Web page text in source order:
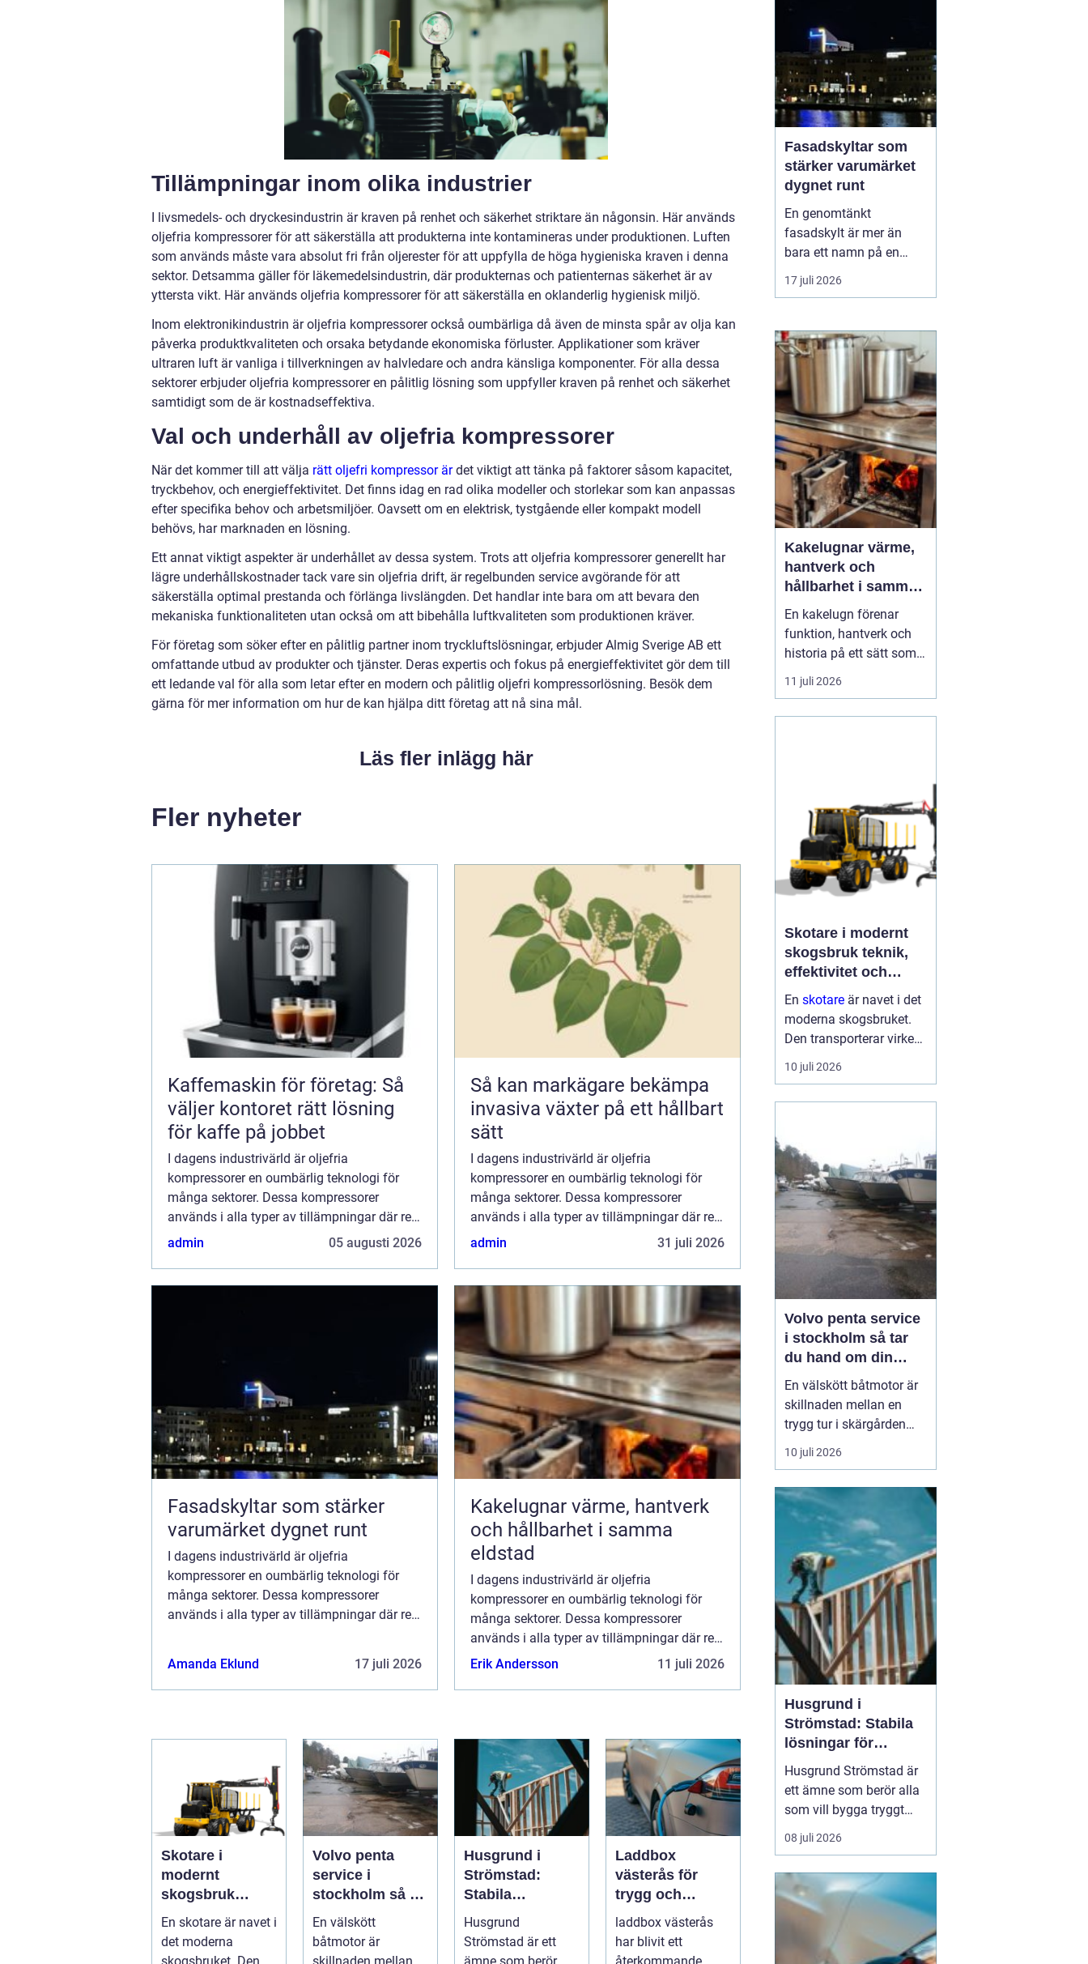
Tillämpningar inom olika industrier
I livsmedels- och dryckesindustrin är kraven på renhet och säkerhet striktare än någonsin. Här används
oljefria kompressorer för att säkerställa att produkterna inte kontamineras under produktionen. Luften
som används måste vara absolut fri från oljerester för att uppfylla de höga hygieniska kraven i denna
sektor. Detsamma gäller för läkemedelsindustrin, där produkternas och patienternas säkerhet är av
yttersta vikt. Här används oljefria kompressorer för att säkerställa en oklanderlig hygienisk miljö.
Inom elektronikindustrin är oljefria kompressorer också oumbärliga då även de minsta spår av olja kan
påverka produktkvaliteten och orsaka betydande ekonomiska förluster. Applikationer som kräver
ultraren luft är vanliga i tillverkningen av halvledare och andra känsliga komponenter. För alla dessa
sektorer erbjuder oljefria kompressorer en pålitlig lösning som uppfyller kraven på renhet och säkerhet
samtidigt som de är kostnadseffektiva.
Val och underhåll av oljefria kompressorer
När det kommer till att välja rätt oljefri kompressor ärdet viktigt att tänka på faktorer såsom kapacitet,
tryckbehov, och energieffektivitet. Det finns idag en rad olika modeller och storlekar som kan anpassas
efter specifika behov och arbetsmiljöer. Oavsett om en elektrisk, tystgående eller kompakt modell
behövs, har marknaden en lösning.
Ett annat viktigt aspekter är underhållet av dessa system. Trots att oljefria kompressorer generellt har
lägre underhållskostnader tack vare sin oljefria drift, är regelbunden service avgörande för att
säkerställa optimal prestanda och förlänga livslängden. Det handlar inte bara om att bevara den
mekaniska funktionaliteten utan också om att bibehålla luftkvaliteten som produktionen kräver.
För företag som söker efter en pålitlig partner inom tryckluftslösningar, erbjuder Almig Sverige AB ett
omfattande utbud av produkter och tjänster. Deras expertis och fokus på energieffektivitet gör dem till
ett ledande val för alla som letar efter en modern och pålitlig oljefri kompressorlösning. Besök dem
gärna för mer information om hur de kan hjälpa ditt företag att nå sina mål.
Läs fler inlägg här
Fler nyheter
Kaffemaskin för företag: Så
väljer kontoret rätt lösning
för kaffe på jobbet
I dagens industrivärld är oljefria
kompressorer en oumbärlig teknologi för
många sektorer. Dessa kompressorer
används i alla typer av tillämpningar där ren
och oljefri tryckluft är avgörande. Framf&o...
admin 05 augusti 2026
Så kan markägare bekämpa
invasiva växter på ett hållbart
sätt
I dagens industrivärld är oljefria
kompressorer en oumbärlig teknologi för
många sektorer. Dessa kompressorer
används i alla typer av tillämpningar där ren
och oljefri tryckluft är avgörande. Framf&o...
admin 31 juli 2026
Fasadskyltar som stärker
varumärket dygnet runt
I dagens industrivärld är oljefria
kompressorer en oumbärlig teknologi för
många sektorer. Dessa kompressorer
används i alla typer av tillämpningar där ren
Amanda Eklund
17 juli 2026
Kakelugnar värme, hantverk
och hållbarhet i samma
eldstad
I dagens industrivärld är oljefria
kompressorer en oumbärlig teknologi för
många sektorer. Dessa kompressorer
används i alla typer av tillämpningar där ren
och oljefri tryckluft är avgörande. Framf&o...
Erik Andersson 11 juli 2026
Skotare i
modernt
skogsbruk
teknik,
effektivitet och
hållbarhet
En skotare är navet i
det moderna
Volvo penta
service i
stockholm så tar
du hand om din
båtmotor på rätt
sätt
En välskött
båtmotor är
Husgrund i
Strömstad:
Stabila
lösningar för
boende vid
kusten
Husgrund
Strömstad är ett
Laddbox
västerås för
trygg och
effektiv
hemmaladdning
laddbox västerås
har blivit ett
man ska agera, utan
hu...
Fasadskyltar som
stärker varumärket
dygnet runt
En genomtänkt
fasadskylt är mer än
bara ett namn på en
vägg. Den fungerar som
företagets ansikte utåt,
signalerar kvalitet innan
någon ens har klivit
innanför dörren. F&o...
17 juli 2026
Kakelugnar värme,
hantverk och
hållbarhet i samma
eldstad
En kakelugn förenar
funktion, hantverk och
historia på ett sätt som
få andra
inredningsdetaljer gör.
energikostnader. I en tid
där många söker...
11 juli 2026
Skotare i modernt
skogsbruk teknik,
effektivitet och
hållbarhet
En skotare är navet i det
moderna skogsbruket.
Den transporterar virke
från avverkningsplatsen
till bilväg eller
förhållanden. Rä...
10 juli 2026
Volvo penta service
i stockholm så tar
du hand om din
båtmotor på rätt sätt
En välskött båtmotor är
skillnaden mellan en
trygg tur i skärgården
och en sommar fylld av
ofrivilliga stopp. Många
Stockholmsområdet
använder Volvo Penta,
just eftersom motorerna
är driftsäkra och
anpassade för nordiska
förhållanden. Men ...
10 juli 2026
Husgrund i
Strömstad: Stabila
lösningar för
boende vid kusten
Husgrund Strömstad är
ett ämne som berör alla
som vill bygga tryggt
och långsiktigt nära
havet. Närheten till
och bergig terräng ställer
höga krav på både p...
08 juli 2026